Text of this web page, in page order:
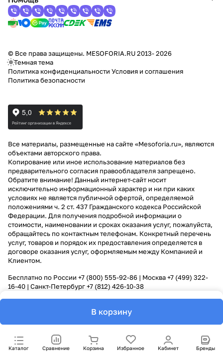
В корзину
Каталог Сравнение Корзина Избранное Кабинет Бренды
© Все права защищены. MESOFORIA.RU 2013- 2026
Темная тема
Политика конфиденциальности Условия и соглашения
Политика безопасности
Все материалы, размещенные на сайте «Mesoforia.ru», являются
объектами авторского права.
Копирование или иное использование материалов без
предварительного согласия правообладателя запрещено.
Обратите внимание! Данный интернет-сайт носит
исключительно информационный характер и ни при каких
условиях не является публичной офертой, определяемой
положениями ч. 2 ст. 437 Гражданского кодекса Российской
Федерации. Для получения подробной информации о
стоимости, наименовании и сроках оказания услуг, пожалуйста,
обращайтесь по контактным телефонам. Конкретный перечень
услуг, товаров и порядок их предоставления определяется в
договоре оказания услуг, оформляемым между Компанией и
Клиентом.
Бесплатно по России +7 (800) 555-92-86 | Москва+7 (499) 322-
16-40 | Санкт-Петербург+7 (812) 426-10-38